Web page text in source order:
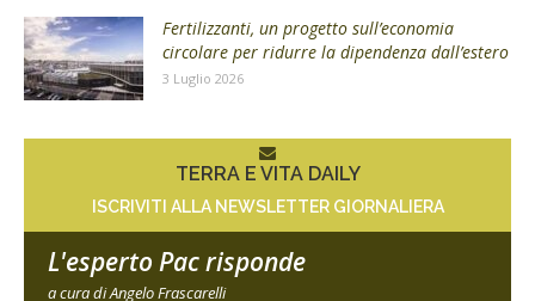
Fertilizzanti, un progetto sull’economia
circolare per ridurre la dipendenza dall’estero
3 Luglio 2026
TERRA E VITA DAILY
ISCRIVITI ALLA NEWSLETTER GIORNALIERA
L'esperto Pac risponde
a cura di Angelo Frascarelli